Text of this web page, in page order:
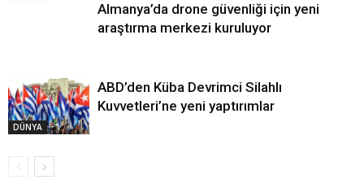
Almanya’da drone güvenliği için yeni
araştırma merkezi kuruluyor
DÜNYA
ABD’den Küba Devrimci Silahlı
Kuvvetleri’ne yeni yaptırımlar